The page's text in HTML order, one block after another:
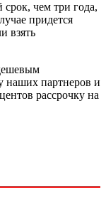
срок, чем три года,
придется
взять
наших партнеров и
рассрочку на